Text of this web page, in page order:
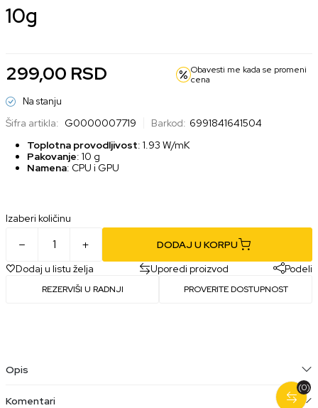
10g
299,00 RSD
Obavesti me kada se promeni
cena
Na stanju
Šifra artikla: G0000007719 Barkod: 6991841641504
Toplotna provodljivost: 1.93 W/mK
Pakovanje: 10 g
Namena: CPU i GPU
Izaberi količinu
DODAJ U KORPU
Dodaj u listu želja
Uporedi proizvod Podeli
REZERVIŠI U RADNJI PROVERITE DOSTUPNOST
(0)
Opis
Komentari